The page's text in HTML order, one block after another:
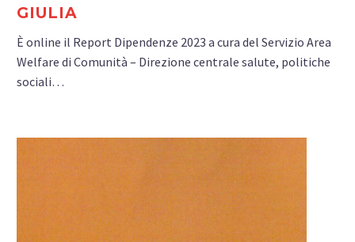
GIULIA
È online il Report Dipendenze 2023 a cura del Servizio Area
Welfare di Comunità – Direzione centrale salute, politiche
sociali…